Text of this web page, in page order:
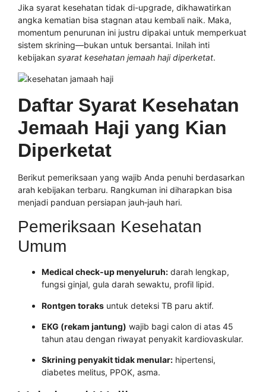
Jika syarat kesehatan tidak di-upgrade, dikhawatirkan
angka kematian bisa stagnan atau kembali naik. Maka,
momentum penurunan ini justru dipakai untuk memperkuat
sistem skrining—bukan untuk bersantai. Inilah inti
kebijakan syarat kesehatan jemaah haji diperketat.
Daftar Syarat Kesehatan
Jemaah Haji yang Kian
Diperketat
Berikut pemeriksaan yang wajib Anda penuhi berdasarkan
arah kebijakan terbaru. Rangkuman ini diharapkan bisa
menjadi panduan persiapan jauh‑jauh hari.
Pemeriksaan Kesehatan
Umum
Medical check-up menyeluruh: darah lengkap,
fungsi ginjal, gula darah sewaktu, profil lipid.
Rontgen toraks untuk deteksi TB paru aktif.
EKG (rekam jantung) wajib bagi calon di atas 45
tahun atau dengan riwayat penyakit kardiovaskular.
Skrining penyakit tidak menular: hipertensi,
diabetes melitus, PPOK, asma.